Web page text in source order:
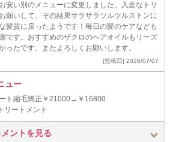
安い別のメニューに変更しました。入念なトリ
願いして、その結果サラサラツルツルストンに
髪質に戻ったようです！毎日の髪のケアなども
です。おすすめのザクロのヘアオイルもリーズ
ったです。またよろしくお願いします。
[投稿日] 2026/07/07
ュー
ート縮毛矯正￥21000→￥16800
リートメント
ントを見る